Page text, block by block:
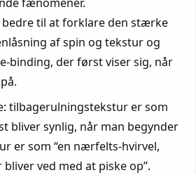
til at forklare den stærke
af spin og tekstur og
binding, der først viser sig, når
tilbagerulningstekstur er som
bliver synlig, når man begynder
er som “en nærfelts-hvirvel,
ved med at piske op”.